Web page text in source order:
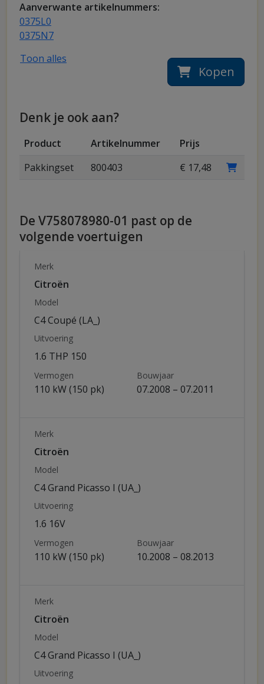
Aanverwante artikelnummers:
0375L0
0375N7
Toon alles
Kopen
Denk je ook aan?
Product Artikelnummer
Prijs
Pakkingset
800403 € 17,48
De V758078980-01 past op de
volgende voertuigen
Merk
Citroën
Model
C4 Coupé (LA_)
Uitvoering
1.6 THP 150
Vermogen
110 kW (150 pk)
Bouwjaar
07.2008 – 07.2011
Merk
Citroën
Model
C4 Grand Picasso I (UA_)
Uitvoering
1.6 16V
Vermogen
110 kW (150 pk)
Bouwjaar
10.2008 – 08.2013
Merk
Citroën
Model
C4 Grand Picasso I (UA_)
Uitvoering